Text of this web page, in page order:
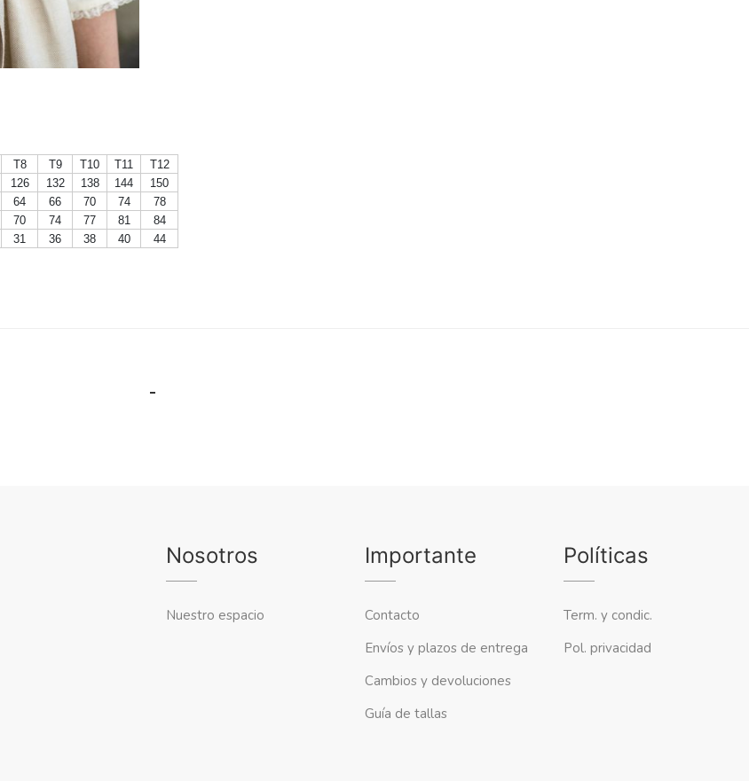
T8 T9 T10 T11
T12
126 132 138 144
150
64 66 70 74
78
70 74 77 81
84
31 36 38 40 44
Nosotros
Nuestro espacio
Importante
Contacto
Envíos y plazos de entrega
Cambios y devoluciones
Guía de tallas
Políticas
Term. y condic.
Pol. privacidad